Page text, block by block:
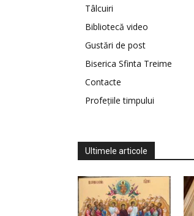
Tâlcuiri
Bibliotecă video
Gustări de post
Biserica Sfinta Treime
Contacte
Profețiile timpului
Ultimele articole